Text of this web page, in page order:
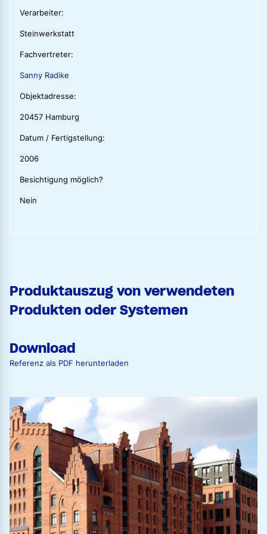
Verarbeiter:
Steinwerkstatt
Fachvertreter:
Sanny Radike
Objektadresse:
20457 Hamburg
Datum / Fertigstellung:
2006
Besichtigung möglich?
Nein
Produktauszug von verwendeten
Produkten oder Systemen
Download
Referenz als PDF herunterladen